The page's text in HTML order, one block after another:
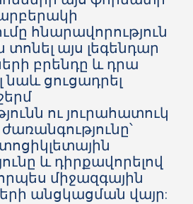
հնարավորություն
տոնել այս լեգենդար
բրենդը և դրա
նաև ցուցադրել
ու յուրահատուկ
և դիրքավորելով
միջազգային
անցկացման վայր: